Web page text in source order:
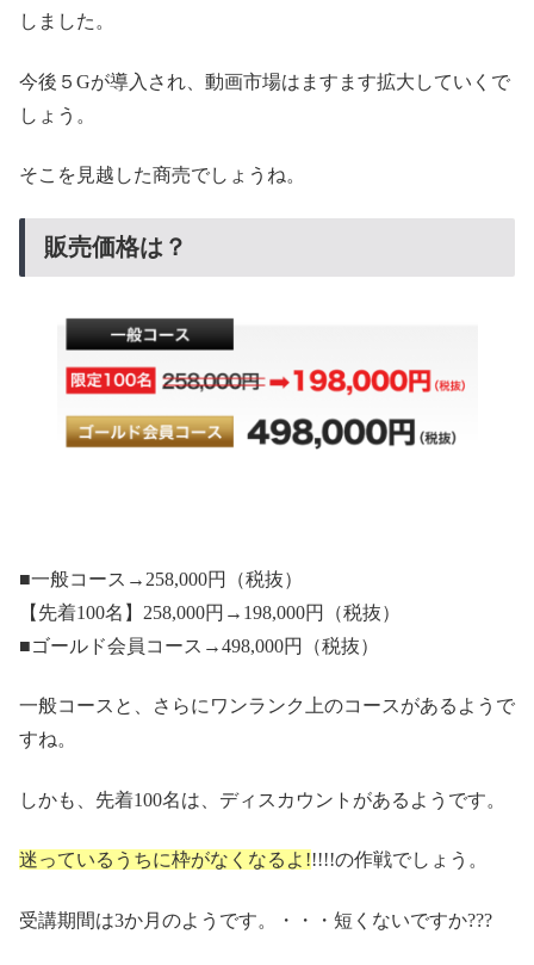
しました。
今後５Gが導入され、動画市場はますます拡大していくで
しょう。
そこを見越した商売でしょうね。
販売価格は？
■一般コース→258,000円（税抜）
【先着100名】258,000円→198,000円（税抜）
■ゴールド会員コース→498,000円（税抜）
一般コースと、さらにワンランク上のコースがあるようで
すね。
しかも、先着100名は、ディスカウントがあるようです。
迷っているうちに枠がなくなるよ!!!!!の作戦でしょう。
受講期間は3か月のようです。・・・短くないですか???